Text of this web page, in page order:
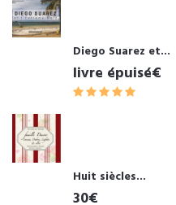
Diego Suarez et...
livre épuisé€
Huit siècles...
30€